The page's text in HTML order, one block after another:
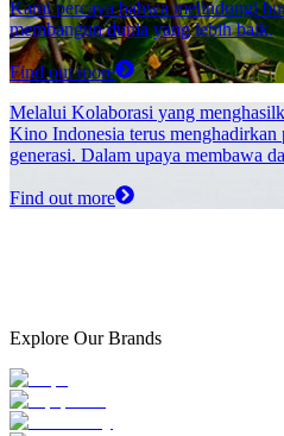
Kami percaya bahwa melindungi
membangun dunia yang lebih baik.
Find out more
Melalui Kolaborasi yang
Kino Indonesia terus menghadirkan
generasi. Dalam upaya membawa
Find out more
Explore Our Brands